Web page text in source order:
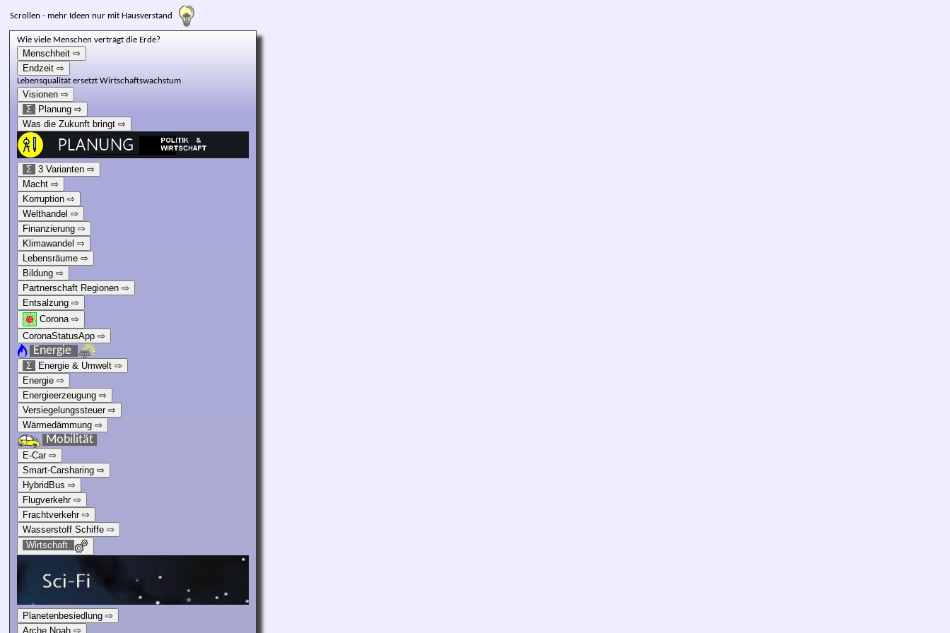
Scrollen - mehr Ideen nur mit Hausverstand
Wie viele Menschen verträgt die Erde?
Menschheit ⇨
Endzeit ⇨
Lebensqualität er­setzt Wir­t­schafts­wachs­tum
Visionen ⇨
Σ
Planung ⇨
Was die Zukunft bringt ⇨
Σ 3 Varianten ⇨
Macht ⇨
Korruption ⇨
Welthandel ⇨
Finanzierung ⇨
Klimawandel ⇨
Lebensräume ⇨
Bildung ⇨
Partnerschaft Regionen ⇨
Entsalzung ⇨
Corona ⇨
CoronaStatusApp ⇨
Energie
Σ
Energie & Umwelt ⇨
Energie ⇨
Energieerzeugung ⇨
Versiegelungssteuer ⇨
Wärmedämmung ⇨
Mobilität
E-Car ⇨
Smart-Carsharing ⇨
HybridBus ⇨
Flugverkehr ⇨
Frachtverkehr ⇨
Wasserstoff Schiffe ⇨
Wirtschaft
Planetenbesiedlung ⇨
Arche Noah ⇨